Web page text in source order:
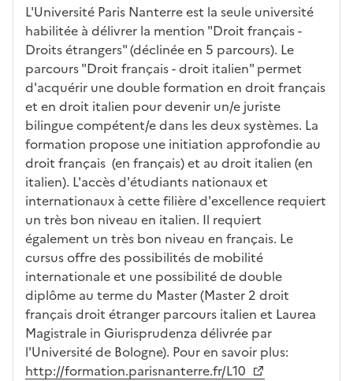
act
éris
tiq
ues
ssemen
t
ali
té
s
d
e
c
a
n
di
d
at
ur
e
ac
cè
s à
la
fo
rm
ati
on
dé
bo
uch
és
l'ét
ent
L'Université Paris Nanterre est la seule université
habilitée à délivrer la mention "Droit français -
Droits étrangers" (déclinée en 5 parcours). Le
parcours "Droit français - droit italien" permet
d'acquérir une double formation en droit français
et en droit italien pour devenir un/e juriste
bilingue compétent/e dans les deux systèmes. La
formation propose une initiation approfondie au
droit français (en français) et au droit italien (en
italien). L'accès d'étudiants nationaux et
internationaux à cette filière d'excellence requiert
un très bon niveau en italien. Il requiert
également un très bon niveau en français. Le
cursus offre des possibilités de mobilité
internationale et une possibilité de double
diplôme au terme du Master (Master 2 droit
français droit étranger parcours italien et Laurea
Magistrale in Giurisprudenza délivrée par
l'Université de Bologne). Pour en savoir plus:
http://formation.parisnanterre.fr/L10